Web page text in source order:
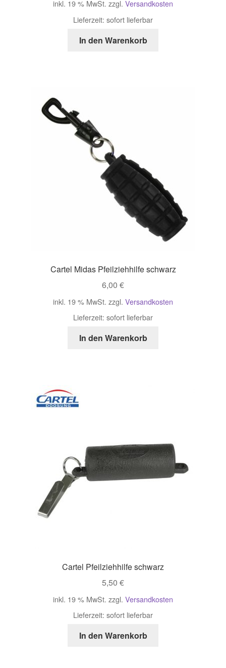
inkl. 19 % MwSt. zzgl. Versandkosten
Lieferzeit: sofort lieferbar
In den Warenkorb
Cartel Midas Pfeilziehhilfe schwarz
6,00 €
inkl. 19 % MwSt. zzgl. Versandkosten
Lieferzeit: sofort lieferbar
In den Warenkorb
Cartel Pfeilziehhilfe schwarz
5,50 €
inkl. 19 % MwSt. zzgl. Versandkosten
Lieferzeit: sofort lieferbar
In den Warenkorb